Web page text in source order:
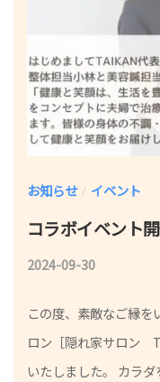
お知らせ / イベント
コラボイベント
2024-09-30
院
長
この度、素敵なご縁を
ロン［隠れ家サロン
いたしました。 カラ